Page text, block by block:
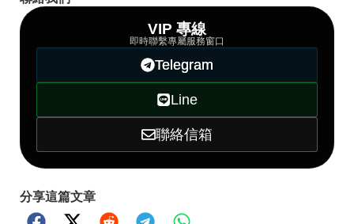
VIP 專線
即時聯繫專屬服務窗口
Telegram
Line
聯絡信箱
分享這篇文章